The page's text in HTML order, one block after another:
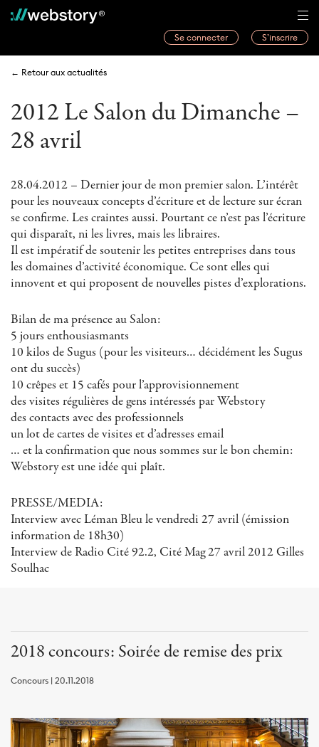
Se connecter S’inscrire
Concours
← Retour aux actualités
2012 Le Salon du Dimanche –
28 avril
28.04.2012 – Dernier jour de mon premier salon. L’intérêt
pour les nouveaux concepts d’écriture et de lecture sur écran
se confirme. Les craintes aussi. Pourtant ce n’est pas l’écriture
qui disparaît, ni les livres, mais les libraires.
Il est impératif de soutenir les petites entreprises dans tous
les domaines d’activité économique. Ce sont elles qui
innovent et qui proposent de nouvelles pistes d’explorations.
Bilan de ma présence au Salon:
5 jours enthousiasmants
10 kilos de Sugus (pour les visiteurs… décidément les Sugus
ont du succès)
10 crêpes et 15 cafés pour l’approvisionnement
des visites régulières de gens intéressés par Webstory
des contacts avec des professionnels
un lot de cartes de visites et d’adresses email
… et la confirmation que nous sommes sur le bon chemin:
Webstory est une idée qui plaît.
PRESSE/MEDIA:
Interview avec Léman Bleu le vendredi 27 avril (émission
information de 18h30)
Interview de Radio Cité 92.2, Cité Mag 27 avril 2012 Gilles
Soulhac
2018 concours: Soirée de remise des prix
Concours | 20.11.2018